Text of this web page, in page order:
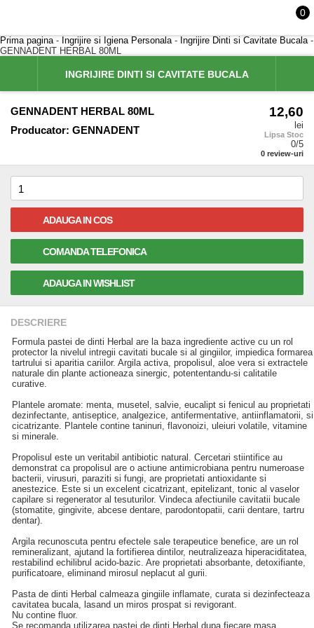
0
Prima pagina- Ingrijire si Igiena Personala- Ingrijire Dinti si Cavitate Bucala-
GENNADENT HERBAL 80ML
INGRIJIRE DINTI SI CAVITATE BUCALA
GENNADENT HERBAL 80ML
Producator: GENNADENT
12,60
lei
Lipsa Stoc
0/5
0 review-uri
ADAUGA IN COS
COMANDA TELEFONICA
ADAUGA IN WISHLIST
DESCRIERE
Formula pastei de dinti Herbal are la baza ingrediente active cu un rol
protector la nivelul intregii cavitati bucale si al gingiilor, impiedica formarea
tartrului si aparitia cariilor. Argila activa, propolisul, aloe vera si extractele
naturale din plante actioneaza sinergic, potententandu-si calitatile
curative.
Plantele aromate: menta, musetel, salvie, eucalipt si fenicul au proprietati
dezinfectante, antiseptice, analgezice, antifermentative, antiinflamatorii, si
cicatrizante. Plantele contine taninuri, flavonoizi, uleiuri volatile, vitamine
si minerale.
Propolisul este un veritabil antibiotic natural. Cercetari stiintifice au
demonstrat ca propolisul are o actiune antimicrobiana pentru numeroase
bacterii, virusuri, paraziti si fungi, are proprietati antioxidante si
anestezice. Este si un excelent cicatrizant, epitelizant, tonic al vaselor
capilare si regenerator al tesuturilor. Vindeca afectiunile cavitatii bucale
(stomatite, gingivite, abcese dentare, parodontopatii, carii dentare, tartru
dentar).
Argila recunoscuta pentru efectele sale terapeutice benefice, are un rol
remineralizant, ajutand la fortifierea dintilor, neutralizeaza hiperaciditatea,
restabilind echilibrul acido-bazic. Are proprietati absorbante, detoxifiante,
purificatoare, eliminand mirosul neplacut al gurii.
Pasta de dinti Herbal calmeaza gingiile inflamate, curata si dezinfecteaza
cavitatea bucala, lasand un miros prospat si revigorant.
Nu contine fluor.
Se recomanda utilizarea pastei de dinti Herbal dupa fiecare masa.